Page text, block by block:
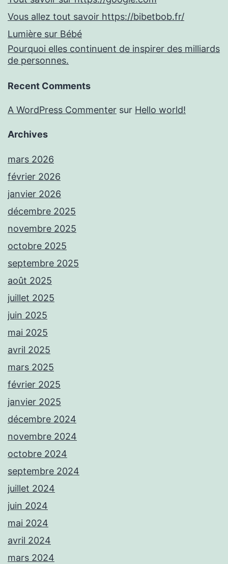
Vous allez tout savoir https://bibetbob.fr/
Lumière sur Bébé
Pourquoi elles continuent de inspirer des milliards
de personnes.
Recent Comments
A WordPress Commenter sur Hello world!
Archives
mars 2026
février 2026
janvier 2026
décembre 2025
novembre 2025
octobre 2025
septembre 2025
août 2025
juillet 2025
juin 2025
mai 2025
avril 2025
mars 2025
février 2025
janvier 2025
décembre 2024
novembre 2024
octobre 2024
septembre 2024
juillet 2024
juin 2024
mai 2024
avril 2024
mars 2024